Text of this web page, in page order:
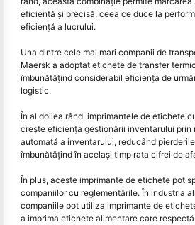
eficientă și precisă, ceea ce duce la
eficiență a lucrului.
Una dintre cele mai mari companii de
Maersk a adoptat etichete de transfer
îmbunătățind considerabil eficiența de
logistic.
În al doilea rând, imprimantele de etichete
crește eficiența gestionării inventarului prin
automată a inventarului, reducând
îmbunătățind în același timp rata cifrei de
În plus, aceste imprimante de etichete pot
companiilor cu reglementările. În industria
companiile pot utiliza imprimante de
a imprima etichete alimentare care